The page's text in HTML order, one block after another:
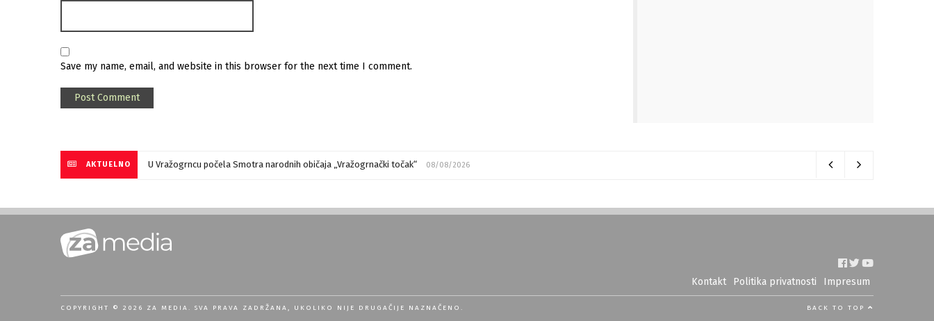
Save my name, email, and website in this browser for the next time I comment.
AKTUELNO U Vražogrncu počela Smotra narodnih običaja „Vražogrnački točak“ 08/08/2026
Kontakt Politika privatnosti Impresum
COPYRIGHT © 2026 ZA MEDIA. SVA PRAVA ZADRŽANA, UKOLIKO NIJE DRUGAČIJE NAZNAČENO. BACK TO TOP